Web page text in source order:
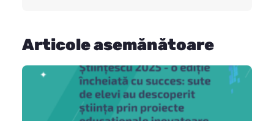
Articole asemănătoare